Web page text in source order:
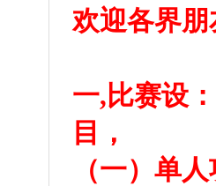
欢迎各界
一,比赛设
目，
（一）